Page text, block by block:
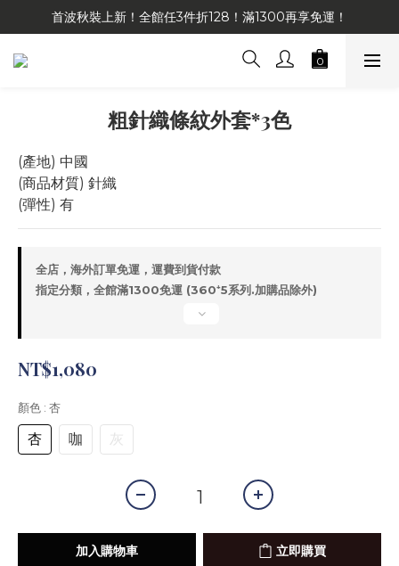
首波秋裝上新！全館任3件折128！滿1300再享免運！
粗針織條紋外套*3色
(產地) 中國
(商品材質) 針織
(彈性) 有
全店，海外訂單免運，運費到貨付款
指定分類，全館滿1300免運 (360⁺5系列.加購品除外)
NT$1,080
顏色 : 杏
杏 咖 灰
加入購物車 立即購買